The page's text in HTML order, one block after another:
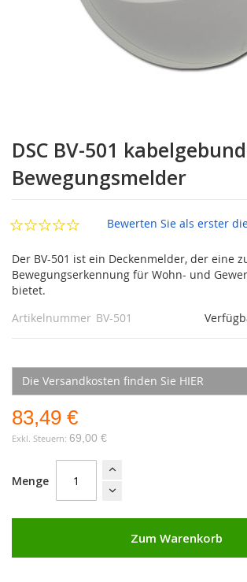
Anfang
der
Bildgalerie
springen
DSC BV-501
Bewegungsmelder
Bewerten Sie als erster
Der BV-501 ist ein Deckenmelder, der eine
Bewegungserkennung für Wohn- und
bietet.
Artikelnummer BV-501
Die Versandkosten finden Sie HIER
83,49 €
69,00 €
Menge
Zum Warenkorb